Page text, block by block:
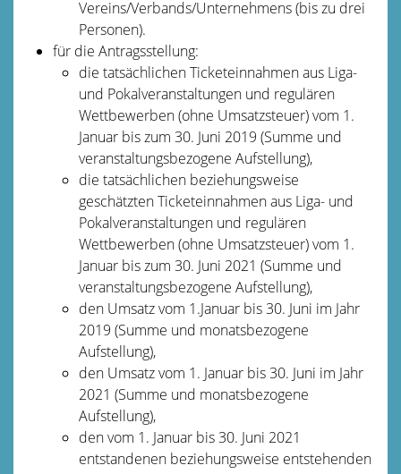
Vereins/Verbands/Unternehmens (bis zu drei
Personen).
für die Antragsstellung:
die tatsächlichen Ticketeinnahmen aus Liga-
und Pokalveranstaltungen und regulären
Wettbewerben (ohne Umsatzsteuer) vom 1.
Januar bis zum 30. Juni 2019 (Summe und
veranstaltungsbezogene Aufstellung),
die tatsächlichen beziehungsweise
geschätzten Ticketeinnahmen aus Liga- und
Pokalveranstaltungen und regulären
Wettbewerben (ohne Umsatzsteuer) vom 1.
Januar bis zum 30. Juni 2021 (Summe und
veranstaltungsbezogene Aufstellung),
den Umsatz vom 1.Januar bis 30. Juni im Jahr
2019 (Summe und monatsbezogene
Aufstellung),
den Umsatz vom 1. Januar bis 30. Juni im Jahr
2021 (Summe und monatsbezogene
Aufstellung),
den vom 1. Januar bis 30. Juni 2021
entstandenen beziehungsweise entstehenden